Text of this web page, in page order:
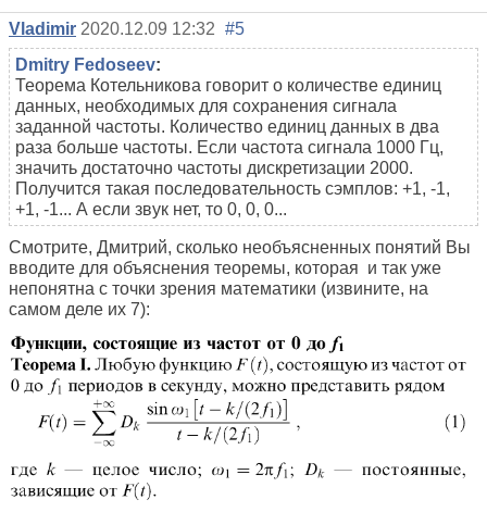
Vladimir 2020.12.09 12:32 #5
Dmitry Fedoseev:
Теорема Котельникова говорит о количестве единиц
данных, необходимых для сохранения сигнала
заданной частоты. Количество единиц данных в два
раза больше частоты. Если частота сигнала 1000 Гц,
значить достаточно частоты дискретизации 2000.
Получится такая последовательность сэмплов: +1, -1,
+1, -1... А если звук нет, то 0, 0, 0...
Смотрите, Дмитрий, сколько необъясненных понятий Вы
вводите для объяснения теоремы, которая и так уже
непонятна с точки зрения математики (извините, на
самом деле их 7):